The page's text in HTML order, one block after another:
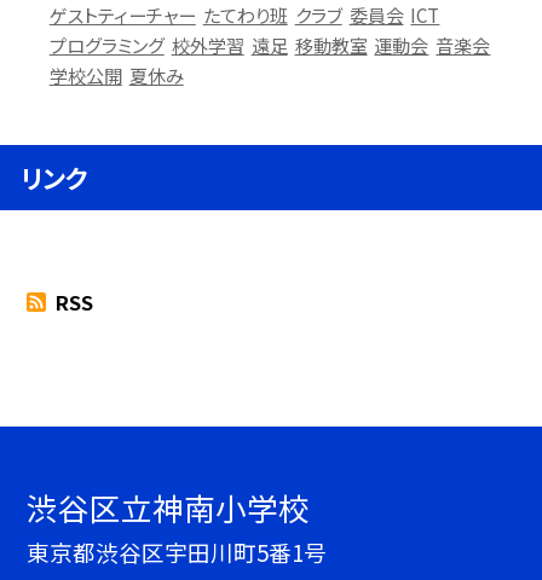
ゲストティーチャー たてわり班 クラブ 委員会 ICT
プログラミング 校外学習 遠足 移動教室 運動会 音楽会
学校公開 夏休み
リンク
RSS
渋谷区立神南小学校
東京都渋谷区宇田川町5番1号